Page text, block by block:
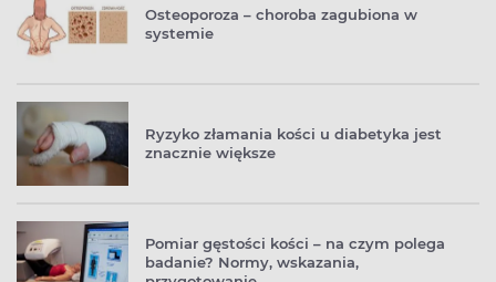
Osteoporoza – choroba zagubiona w
systemie
Ryzyko złamania kości u diabetyka jest
znacznie większe
Pomiar gęstości kości – na czym polega
badanie? Normy, wskazania,